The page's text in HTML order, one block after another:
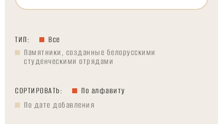
ТИП:
Все
Памятники, созданные белорусскими
студенческими отрядами
СОРТИРОВАТЬ:
По алфавиту
По дате добавления